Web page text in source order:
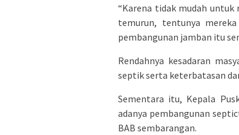
“Karena tidak mudah untuk
temurun, tentunya
pembangunan jamban itu
Rendahnya kesadaran
septik serta keterbatasan
Sementara itu, Kepala
adanya pembangunan
BAB sembarangan.